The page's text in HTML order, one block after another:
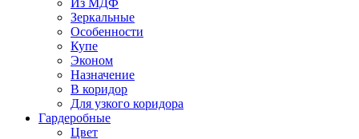
Из МДФ
Зеркальные
Особенности
Купе
Эконом
Назначение
В коридор
Для узкого коридора
Гардеробные
Цвет